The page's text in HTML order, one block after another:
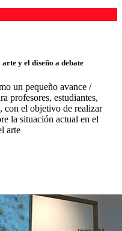
y el diseño a debate
un pequeño avance /
profesores, estudiantes,
con el objetivo de realizar
la situación actual en el
arte